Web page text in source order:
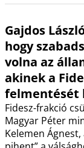
Gajdos
hogy
volna az
akinek a
felmentését
Fidesz-frakció
Magyar Péter
Kelemen